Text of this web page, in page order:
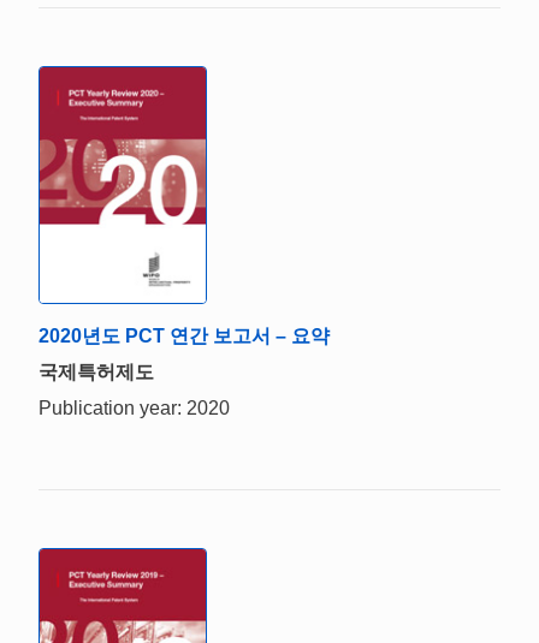
2020년도 PCT 연간 보고서 – 요약
국제특허제도
Publication year: 2020